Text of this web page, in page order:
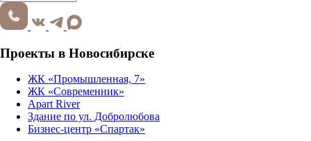
Проекты в Новосибирске
ЖК «Промышленная, 7»
ЖК «Современник»
Apart River
Здание по ул. Добролюбова
Бизнес-центр «Спартак»